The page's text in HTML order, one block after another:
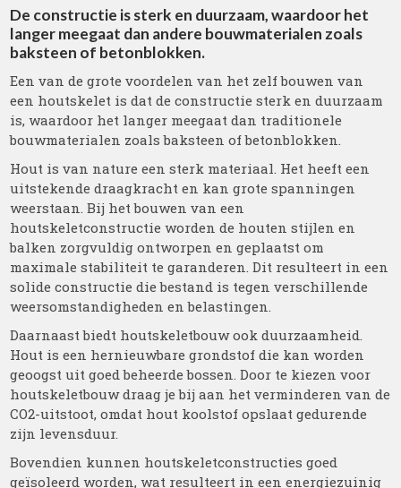
De constructie is sterk en duurzaam, waardoor het
langer meegaat dan andere bouwmaterialen zoals
baksteen of betonblokken.
Een van de grote voordelen van het zelf bouwen van
een houtskelet is dat de constructie sterk en duurzaam
is, waardoor het langer meegaat dan traditionele
bouwmaterialen zoals baksteen of betonblokken.
Hout is van nature een sterk materiaal. Het heeft een
uitstekende draagkracht en kan grote spanningen
weerstaan. Bij het bouwen van een
houtskeletconstructie worden de houten stijlen en
balken zorgvuldig ontworpen en geplaatst om
maximale stabiliteit te garanderen. Dit resulteert in een
solide constructie die bestand is tegen verschillende
weersomstandigheden en belastingen.
Daarnaast biedt houtskeletbouw ook duurzaamheid.
Hout is een hernieuwbare grondstof die kan worden
geoogst uit goed beheerde bossen. Door te kiezen voor
houtskeletbouw draag je bij aan het verminderen van de
CO2-uitstoot, omdat hout koolstof opslaat gedurende
zijn levensduur.
Bovendien kunnen houtskeletconstructies goed
geïsoleerd worden, wat resulteert in een energiezuinig